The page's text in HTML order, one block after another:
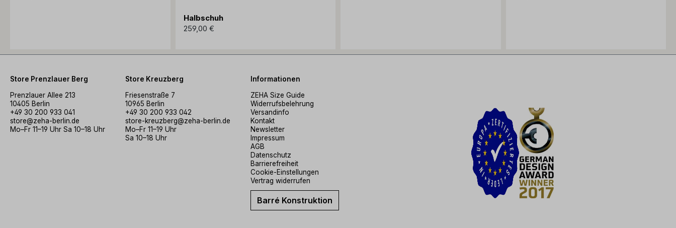
Halbschuh
259,00 €
Store Prenzlauer Berg
Prenzlauer Allee 213
10405 Berlin
+49 30 200 933 041
store@zeha-berlin.de
Mo–Fr 11–19 Uhr Sa 10–18 Uhr
Store Kreuzberg
Friesenstraße 7
10965 Berlin
+49 30 200 933 042
store-kreuzberg@zeha-berlin.de
Mo–Fr 11–19 Uhr
Sa 10–18 Uhr
Informationen
ZEHA Size Guide
Widerrufsbelehrung
Versandinfo
Kontakt
Newsletter
Impressum
AGB
Datenschutz
Barrierefreiheit
Cookie-Einstellungen
Vertrag widerrufen
Barré Konstruktion